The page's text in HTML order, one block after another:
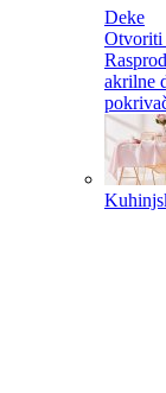
Deke
Otvoriti
akrilne